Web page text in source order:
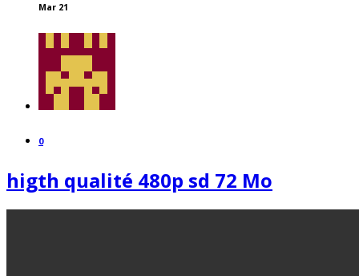
Mar 21
0
higth qualité 480p sd 72 Mo